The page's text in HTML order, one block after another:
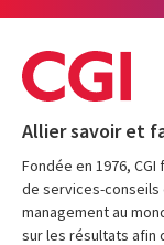
Allier savoir et
Fondée en 1976,
de services-conseils
management au
sur les résultats afin